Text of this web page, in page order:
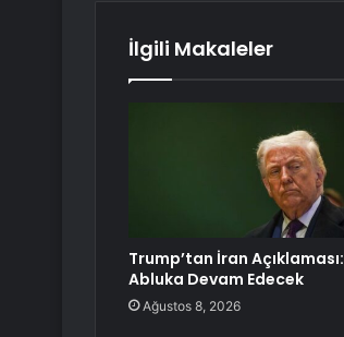
İlgili Makaleler
Trump’tan İran Açıklaması:
Abluka Devam Edecek
Ağustos 8, 2026